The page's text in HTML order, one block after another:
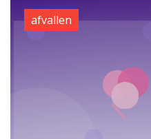
afvallen